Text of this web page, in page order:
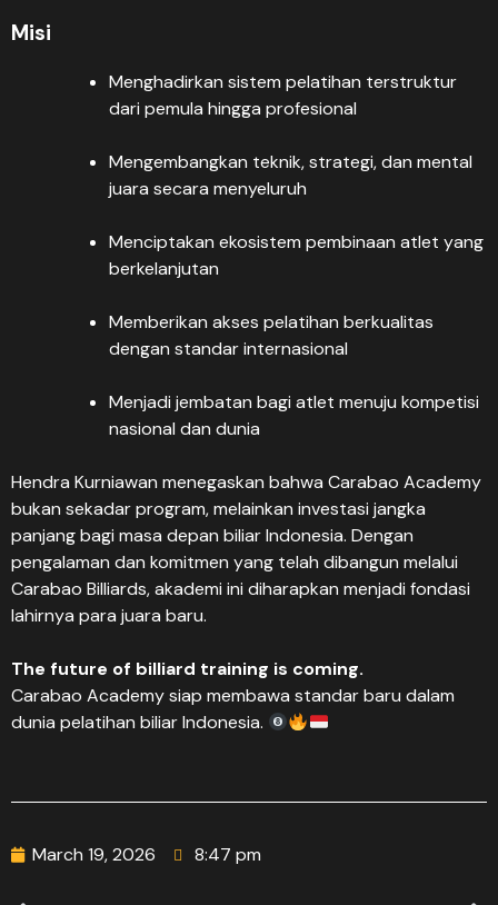
Misi
Menghadirkan sistem pelatihan terstruktur
dari pemula hingga profesional
Mengembangkan teknik, strategi, dan mental
juara secara menyeluruh
Menciptakan ekosistem pembinaan atlet yang
berkelanjutan
Memberikan akses pelatihan berkualitas
dengan standar internasional
Menjadi jembatan bagi atlet menuju kompetisi
nasional dan dunia
Hendra Kurniawan menegaskan bahwa Carabao Academy
bukan sekadar program, melainkan investasi jangka
panjang bagi masa depan biliar Indonesia. Dengan
pengalaman dan komitmen yang telah dibangun melalui
Carabao Billiards, akademi ini diharapkan menjadi fondasi
lahirnya para juara baru.
The future of billiard training is coming.
Carabao Academy siap membawa standar baru dalam
dunia pelatihan biliar Indonesia.
March 19, 2026 8:47 pm